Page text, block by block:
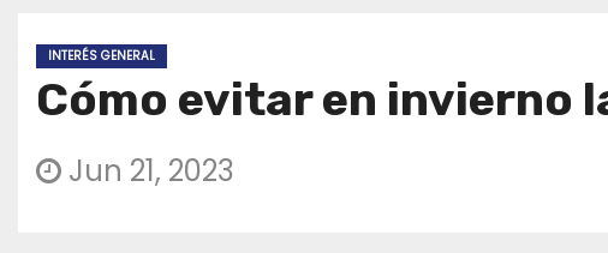
INTERÉS GENERAL
Cómo evitar en invierno
Jun 21, 2023